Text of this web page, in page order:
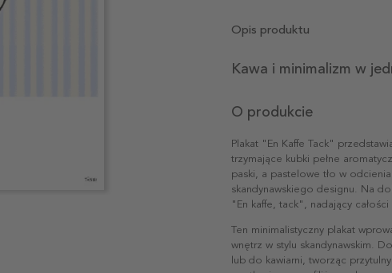
Opis produktu
Kawa i minimalizm w
O produkcie
Plakat "En Kaffe Tack"
trzymające kubki pełne
paski, a pastelowe tło w
skandynawskiego designu. Na
"En kaffe, tack", nadający
Ten minimalistyczny plakat
wnętrz w stylu skandynawskim.
lub do kawiarni, tworząc